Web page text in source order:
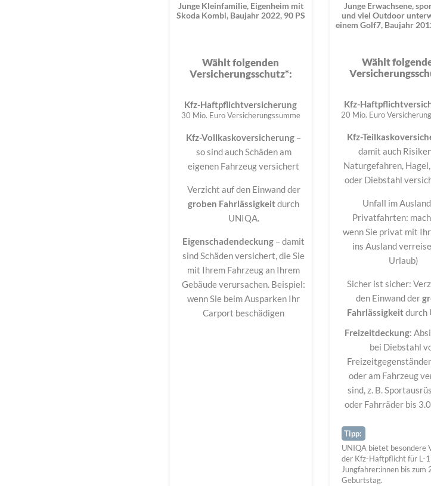
Junge Kleinfamilie, Eigenheim mit
Skoda Kombi, Baujahr 2022, 90 PS
Wählt folgenden
Versicherungsschutz*:
Kfz-Haftpflichtversicherung
30 Mio. Euro Versicherungssumme
Kfz-Vollkaskoversicherung –
so sind auch Schäden am
eigenen Fahrzeug versichert
Verzicht auf den Einwand der
groben Fahrlässigkeitdurch
UNIQA.
Eigenschadendeckung – damit
sind Schäden versichert, die Sie
mit Ihrem Fahrzeug an Ihrem
Gebäude verursachen. Beispiel:
wenn Sie beim Ausparken Ihr
Carport beschädigen
Junge Erwachsene,
und viel Outdoor
einem Golf7, Baujahr
Wählt
Kfz-
20 Mio. Euro
Kfz-
damit auch
Naturgefahren,
oder Diebstahl
Unfall im
Privatfahrten:
wenn Sie privat mit
ins Ausland
Urlaub)
Sicher ist sicher:
den Einwand der
Fahrlässigkeitdurch
Freizeitdeckung:
bei Diebstahl
oder am Fahrzeug
sind, z. B.
oder Fahrräder bis
Tipp:
UNIQA bietet besondere
der Kfz-Haftpflicht für L-
Jungfahrer:innen bis zum
Geburtstag.